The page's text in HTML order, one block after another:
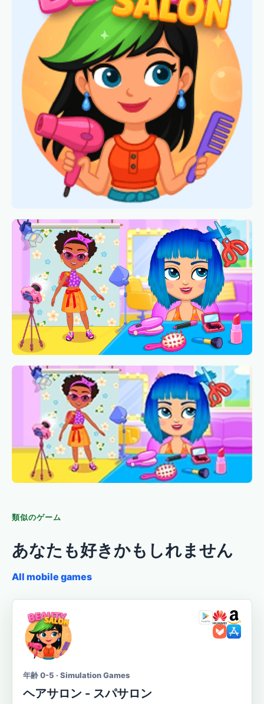
類似のゲーム
あなたも好きかもしれません
All mobile games
年齢 0-5 · Simulation Games
ヘアサロン - スパサロン